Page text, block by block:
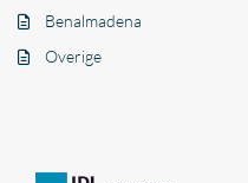
Benalmadena
Overige